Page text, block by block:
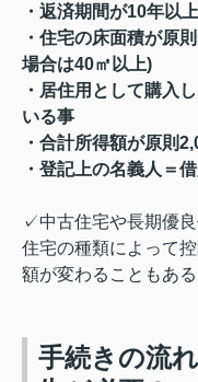
・返済期間が10年以
・住宅の床面積が原
場合は40㎡以上)
・居住用として購入
いる事
・合計所得額が原則
・登記上の名義人＝
✓中古住宅や長期優良
住宅の種類によって
額が変わることもあ
手続きの流